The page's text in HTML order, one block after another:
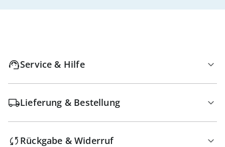
Service & Hilfe
Lieferung & Bestellung
Rückgabe & Widerruf